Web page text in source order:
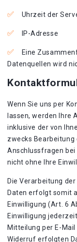
Uhrzeit der
IP-Adresse
Eine
Datenquellen wird
Wenn Sie uns per
lassen, werden Ihre
inklusive der von
zwecks Bearbeitung
Anschlussfragen bei
nicht ohne Ihre
Die Verarbeitung
Daten erfolgt somit
Einwilligung (Art. 6
Einwilligung
Mitteilung per E-
Widerruf erfolgten